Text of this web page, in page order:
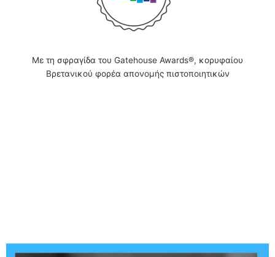
Με τη σφραγίδα του Gatehouse Awards®, κορυφαίου
Βρετανικού φορέα απονομής πιστοποιητικών